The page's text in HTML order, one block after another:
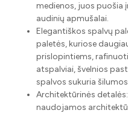
medienos, juos puošia
audinių apmušalai.
Elegantiškos spalvų
paletės, kuriose
prislopintiems,
atspalviai, švelnios
spalvos sukuria
Architektūrinės
naudojamos